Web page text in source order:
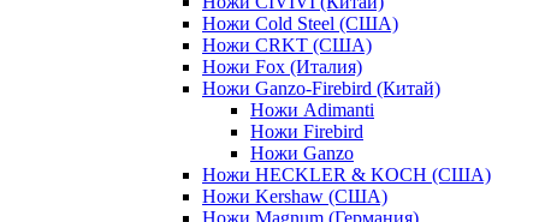
Ножи Cold Steel (США)
Ножи CRKT (США)
Ножи Fox (Италия)
Ножи Ganzo-Firebird (Китай)
Ножи Adimanti
Ножи Firebird
Ножи Ganzo
Ножи HECKLER & KOCH (США)
Ножи Kershaw (США)
Ножи Magnum (Германия)